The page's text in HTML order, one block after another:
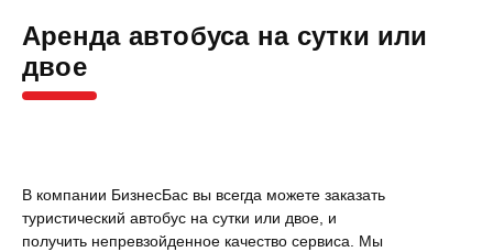
Аренда автобуса на сутки или
двое
В компании БизнесБас вы всегда можете заказать
туристический автобус на сутки или двое, и
получить непревзойденное качество сервиса. Мы